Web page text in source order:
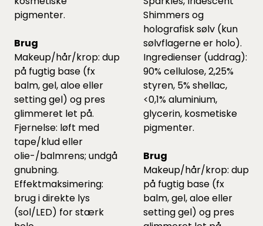
pigmenter.
Brug
Makeup/hår/krop: dup
på fugtig base (fx
balm, gel, aloe eller
setting gel) og pres
glimmeret let på.
Fjernelse: løft med
tape/klud eller
olie-/balmrens; undgå
gnubning.
Effektmaksimering:
brug i direkte lys
(sol/LED) for stærk
Shimmers og
holografisk sølv (kun
sølvflagerne er holo).
Ingredienser (uddrag):
90% cellulose, 2,25%
styren, 5% shellac,
<0,1% aluminium,
glycerin, kosmetiske
pigmenter.
Brug
Makeup/hår/krop: dup
på fugtig base (fx
balm, gel, aloe eller
setting gel) og pres